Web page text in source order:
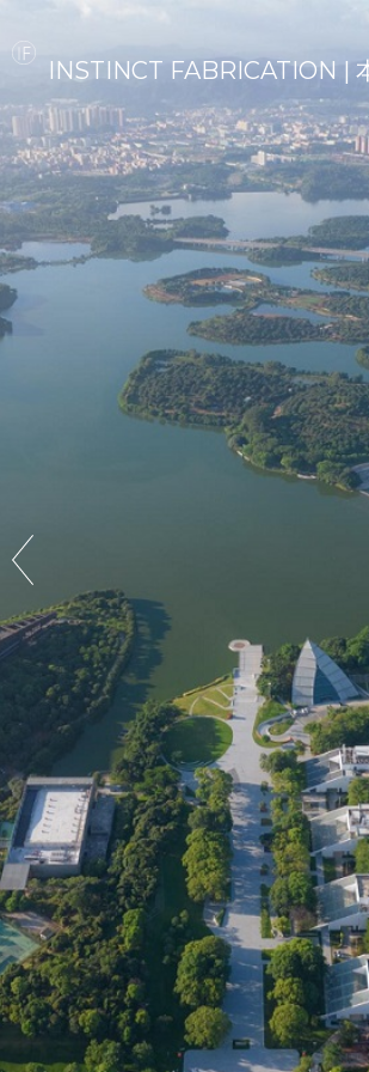
INSTINCT FABRICATION |